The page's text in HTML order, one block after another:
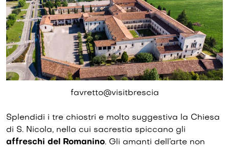
favretto@visitbrescia
Splendidi i tre chiostri e molto suggestiva la Chiesa
di S. Nicola, nella cui sacrestia spiccano gli
affreschi del Romanino. Gli amanti dell’arte non